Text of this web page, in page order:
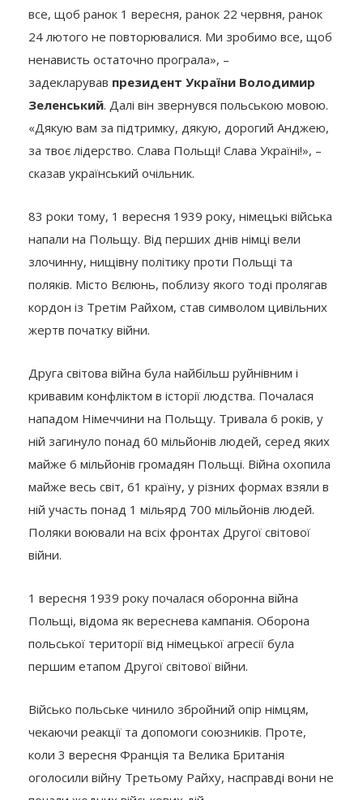
все, щоб ранок 1 вересня, ранок 22 червня, ранок
24 лютого не повторювалися. Ми зробимо все, щоб
ненависть остаточно програла», –
задекларував президент України Володимир
Зеленський. Далі він звернувся польською мовою.
«Дякую вам за підтримку, дякую, дорогий Анджею,
за твоє лідерство. Слава Польщі! Слава Україні!», –
сказав український очільник.
83 роки тому, 1 вересня 1939 року, німецькі війська
напали на Польщу. Від перших днів німці вели
злочинну, нищівну політику проти Польщі та
поляків. Місто Вєлюнь, поблизу якого тоді пролягав
кордон із Третім Райхом, став символом цивільних
жертв початку війни.
Друга світова війна була найбільш руйнівним і
кривавим конфліктом в історії людства. Почалася
нападом Німеччини на Польщу. Тривала 6 років, у
ній загинуло понад 60 мільйонів людей, серед яких
майже 6 мільйонів громадян Польщі. Війна охопила
майже весь світ, 61 країну, у різних формах взяли в
ній участь понад 1 мільярд 700 мільйонів людей.
Поляки воювали на всіх фронтах Другої світової
війни.
1 вересня 1939 року почалася оборонна війна
Польщі, відома як вереснева кампанія. Оборона
польської території від німецької агресії була
першим етапом Другої світової війни.
Військо польське чинило збройний опір німцям,
чекаючи реакції та допомоги союзників. Проте,
коли 3 вересня Франція та Велика Британія
оголосили війну Третьому Райху, насправді вони не